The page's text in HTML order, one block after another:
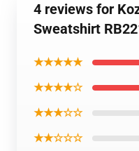
4 reviews for
Sweatshirt
★★★★★
★★★★☆
★★★☆☆
★★☆☆☆